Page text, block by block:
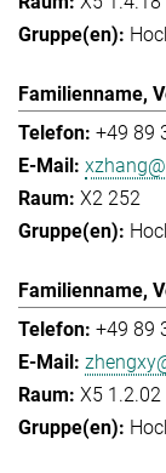
+49 89
X2 252
+49 89
X5 1.2.02